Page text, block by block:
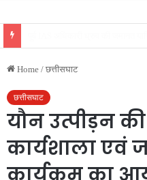
Home / छत्तीसघाट
छत्तीसघाट
यौन उत्पीड़न
कार्यशाला एवं
कार्यक्रम का